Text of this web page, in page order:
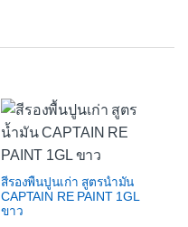
สีรองพื้นปูนเก่า สูตรน้ำมัน
CAPTAIN RE PAINT 1GL
ขาว